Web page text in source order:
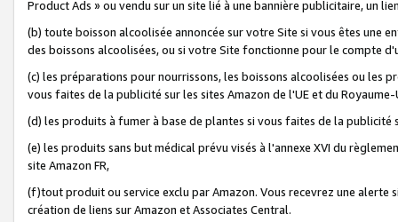
Product Ads » ou vendu sur un site lié à une bannière publicitaire, un
(b) toute boisson alcoolisée annoncée sur votre Site si vous êtes une
des boissons alcoolisées, ou si votre Site fonctionne pour le compte
(c) les préparations pour nourrissons, les boissons alcoolisées ou les
vous faites de la publicité sur les sites Amazon de l'UE et du Royaume-
(d) les produits à fumer à base de plantes si vous faites de la publicité
(e) les produits sans but médical prévu visés à l'annexe XVI du
site Amazon FR,
(f)tout produit ou service exclu par Amazon. Vous recevrez une alerte
création de liens sur Amazon et Associates Central.